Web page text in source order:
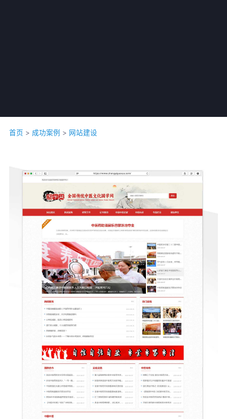
首页 > 成功案例 > 网站建设
意向产品
提交咨询信息